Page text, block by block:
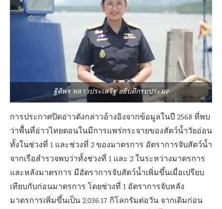
ฐิติพร หลาวประเสริฐ อธิบดีกรมประมง
การประกาศปิดอ่าวดังกล่าวอ้างอิงจากข้อมูลในปี 2568 ที่พบ
ว่าพื้นที่อ่าวไทยตอนในมีการแพร่กระจายของสัตว์น้ำวัยอ่อน
ทั้งในช่วงที่ 1 และช่วงที่ 2 ของมาตรการ อัตราการจับสัตว์น้ำ
จากเรือสำรวจพบว่าทั้งช่วงที่ 1 และ 2 ในระหว่างมาตรการ
และหลังมาตรการ มีอัตราการจับสัตว์น้ำเพิ่มขึ้นเมื่อเปรียบ
เทียบกับก่อนมาตรการ โดยช่วงที่ 1 อัตราการจับหลัง
มาตรการเพิ่มขึ้นเป็น 2,036.17 กิโลกรัมต่อวัน จากเดิมก่อน